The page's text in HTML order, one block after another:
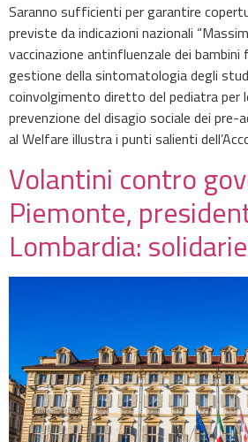
Saranno sufficienti per garantire
previste da indicazioni nazionali
vaccinazione antinfluenzale dei bambini
gestione della sintomatologia degli
coinvolgimento diretto del pediatra per
prevenzione del disagio sociale dei pre-
al Welfare illustra i punti salienti
Volantini contro
Piemonte,
Lombardia: